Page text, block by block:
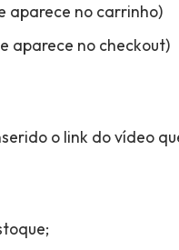
aparece no carrinho)
aparece no checkout)
o link do vídeo